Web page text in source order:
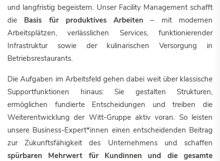
und langfristig begeistern. Unser Facility Management schafft
die Basis für produktives Arbeiten – mit modernen
Arbeitsplätzen, verlässlichen Services, funktionierender
Infrastruktur sowie der kulinarischen Versorgung in
Betriebsrestaurants.
Die Aufgaben im Arbeitsfeld gehen dabei weit über klassische
Supportfunktionen hinaus: Sie gestalten Strukturen,
ermöglichen fundierte Entscheidungen und treiben die
Weiterentwicklung der Witt-Gruppe aktiv voran. So leisten
unsere Business-Expert*innen einen entscheidenden Beitrag
zur Zukunftsfähigkeit des Unternehmens und schaffen
spürbaren Mehrwert für Kundinnen und die gesamte